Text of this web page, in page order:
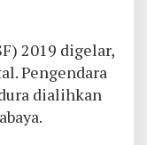
2019 digelar,
Pengendara
dialihkan